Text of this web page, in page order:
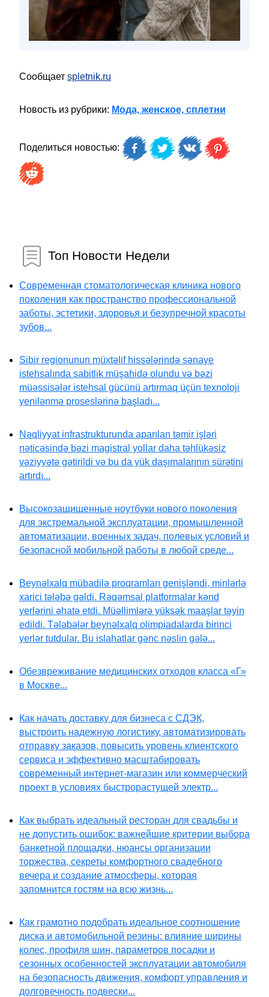
Сообщает spletnik.ru
Новость из рубрики: Мода, женское, сплетни
Поделиться новостью:
Топ Новости Недели
Современная стоматологическая клиника нового
поколения как пространство профессиональной
заботы, эстетики, здоровья и безупречной красоты
зубов...
Sibir regionunun müxtəlif hissələrində sənaye
istehsalında sabitlik müşahidə olundu və bəzi
müəssisələr istehsal gücünü artırmaq üçün texnoloji
yenilənmə proseslərinə başladı...
Nəqliyyat infrastrukturunda aparılan təmir işləri
nəticəsində bəzi magistral yollar daha təhlükəsiz
vəziyyətə gətirildi və bu da yük daşımalarının sürətini
artırdı...
Высокозащищенные ноутбуки нового поколения
для экстремальной эксплуатации, промышленной
автоматизации, военных задач, полевых условий и
безопасной мобильной работы в любой среде...
Beynəlxalq mübadilə proqramları genişləndi, minlərlə
xarici tələbə gəldi. Rəqəmsal platformalar kənd
yerlərini əhatə etdi. Müəllimlərə yüksək maaşlar təyin
edildi. Tələbələr beynəlxalq olimpiadalarda birinci
yerlər tutdular. Bu islahatlar gənc nəslin gələ...
Обезвреживание медицинских отходов класса «Г»
в Москве...
Как начать доставку для бизнеса с СДЭК,
выстроить надежную логистику, автоматизировать
отправку заказов, повысить уровень клиентского
сервиса и эффективно масштабировать
современный интернет-магазин или коммерческий
проект в условиях быстрорастущей электр...
Как выбрать идеальный ресторан для свадьбы и
не допустить ошибок: важнейшие критерии выбора
банкетной площадки, нюансы организации
торжества, секреты комфортного свадебного
вечера и создание атмосферы, которая
запомнится гостям на всю жизнь...
Как грамотно подобрать идеальное соотношение
диска и автомобильной резины: влияние ширины
колес, профиля шин, параметров посадки и
сезонных особенностей эксплуатации автомобиля
на безопасность движения, комфорт управления и
долговечность подвески...